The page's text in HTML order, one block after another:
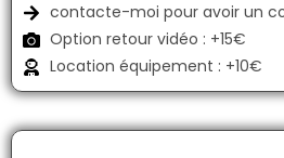
contacte-moi pour avoir un
Option retour vidéo : +15€
Location équipement : +10€